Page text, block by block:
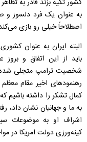
کشور تکیه بزند قادر به
به عنوان یک فرد دلسوز
اصطلاحاً خیلی رو بازی
البته ایران به عنوان
باید از این اتفاق و بروز
شخصیت ترامپ متجلی شده
رهنمودهای اخیر مقام
کمال تشکر را داشته باشیم
به ما و جهانیان نشان داد،
اشراف او به موضوعات
کینه‌ورزی دولت امریکا در